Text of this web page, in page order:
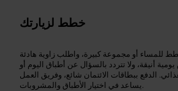
خطط لزيارتك
للمساء أو مجموعة كبيرة، واطلب زاوية هادئة
أنيقة، ولا تتردد بالسؤال عن أطباق اليوم أو
الدفع ببطاقات الائتمان شائع، وفريق العمل
يساعد في اختيار الأطباق والمشروبات.